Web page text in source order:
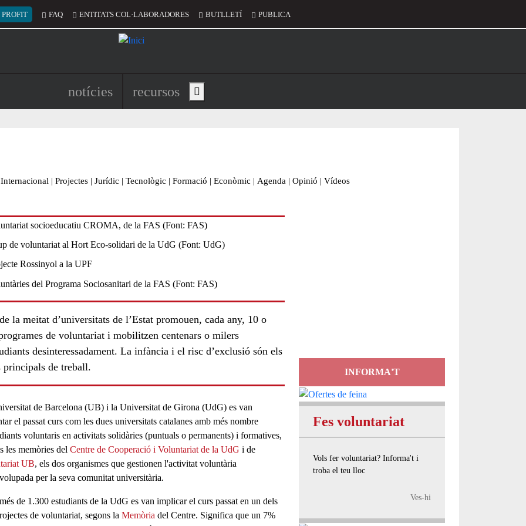
del compte d'usuari
PROFIT FAQ ENTITATS COL·LABORADORES BUTLLETÍ PUBLICA
Navegació principal de l'encapçalament
notícies recursos Show main menu
Internacional | Projectes | Jurídic | Tecnològic | Formació | Econòmic | Agenda | Opinió | Vídeos
la meitat d’universitats de l’Estat promouen, cada any, 10 o
de voluntariat i mobilitzen centenars o milers
desinteressadament. La infància i el risc d’exclusió són els
principals de treball.
de Barcelona (UB) i la Universitat de Girona (UdG) es van
el passat curs com les dues universitats catalanes amb més nombre
voluntarisen activitats solidàries (puntuals o permanents)i formatives,
les memòries del Centre de Cooperació i Voluntariat de la UdG i de
UB, els dos organismes que gestionen l'activitat voluntària
per la seva comunitat universitària.
més de 1.300 estudiants de la UdG es van implicar el curs passat en un dels
de voluntariat, segons la Memòria del Centre. Significa que un 7%
INFORMA'T
Fes voluntariat
Vols fer voluntariat? Informa't i
troba el teu lloc
Ves-hi